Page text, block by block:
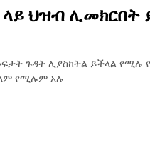
ላይ ህዝብ ሊመክርበት
ጉዳት ሊያስከትል ይችላል
የሚሉም አሉ